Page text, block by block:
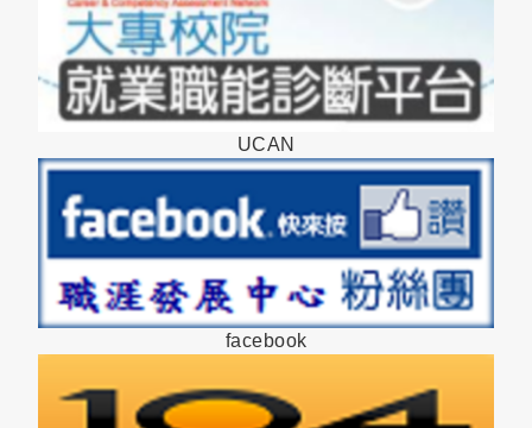
UCAN
facebook